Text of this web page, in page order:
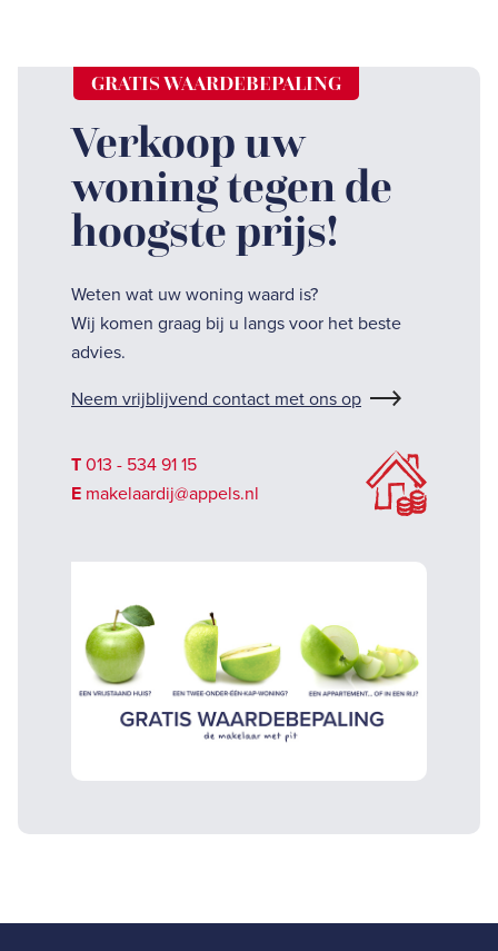
GRATIS WAARDEBEPALING
Verkoop uw
woning tegen de
hoogste prijs!
Weten wat uw woning waard is?
Wij komen graag bij u langs voor het beste
advies.
Neem vrijblijvend contact met ons op
T 013 - 534 91 15
E makelaardij@appels.nl